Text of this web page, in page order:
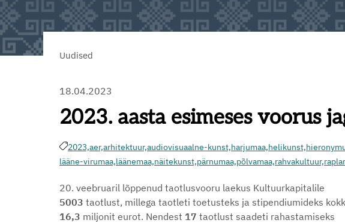
Uudised
18.04.2023
2023. aasta esimeses voorus
2023,aer,arhitektuur,audiovisuaalne-kunst,harjumaa,helikunst,
lääne-virumaa,läänemaa,näitekunst,pärnumaa,põlvamaa,rahvakultuur,
20. veebruaril lõppenud taotlusvooru laekus Kultuurkapitalile
5003 taotlust, millega taotleti toetusteks ja stipendiumideks
16,3 miljonit eurot. Nendest 17 taotlust saadeti rahastamiseks